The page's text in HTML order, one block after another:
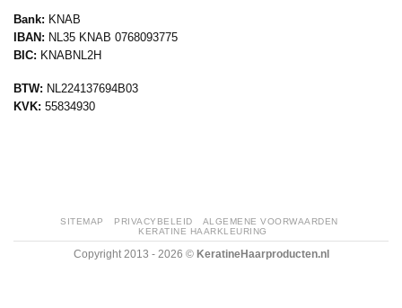
Bank: KNAB
IBAN: NL35 KNAB 0768093775
BIC: KNABNL2H
BTW: NL224137694B03
KVK: 55834930
SITEMAP PRIVACYBELEID
ALGEMENE VOORWAARDEN
KERATINE HAARKLEURING
Copyright 2013 - 2026 © KeratineHaarproducten.nl